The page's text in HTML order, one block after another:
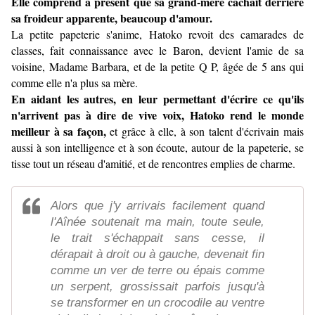
sa froideur apparente, beaucoup d'amour.
La petite papeterie s'anime, Hatoko revoit des camarades de
classes, fait connaissance avec le Baron, devient l'amie de sa
voisine, Madame Barbara, et de la petite Q P, âgée de 5 ans qui
comme elle n'a plus sa mère.
En aidant les autres, en leur permettant d'écrire ce qu'ils
n'arrivent pas à dire de vive voix, Hatoko rend le monde
meilleur à sa façon,et grâce à elle, à son talent d'écrivain mais
aussi à son intelligence et à son écoute, autour de la papeterie, se
tisse tout un réseau d'amitié, et de rencontres emplies de charme.
Alors que j'y arrivais facilement quand
l'Aînée soutenait ma main, toute seule,
le trait s'échappait sans cesse, il
dérapait à droit ou à gauche, devenait fin
comme un ver de terre ou épais comme
un serpent, grossissait parfois jusqu'à
se transformer en un crocodile au ventre